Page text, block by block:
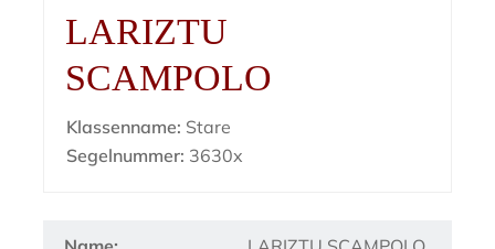
LARIZTU
SCAMPOLO
Klassenname: Stare
Segelnummer: 3630x